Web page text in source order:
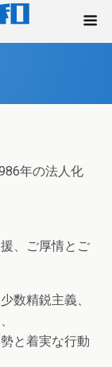
年の法人化
、ご厚情とご
数精鋭主義、
と着実な行動